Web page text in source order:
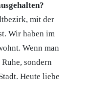
mit der
Wir haben im
Wenn man
sondern
Heute liebe